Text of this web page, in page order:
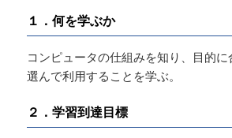
１．何を学ぶか
コンピュータの仕組みを知り、目的
選んで利用することを学ぶ。
２．学習到達目標